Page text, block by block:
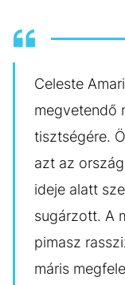
Celeste
megvetendő
tisztségére.
azt az
ideje alatt
sugárzott. A
pimasz
máris